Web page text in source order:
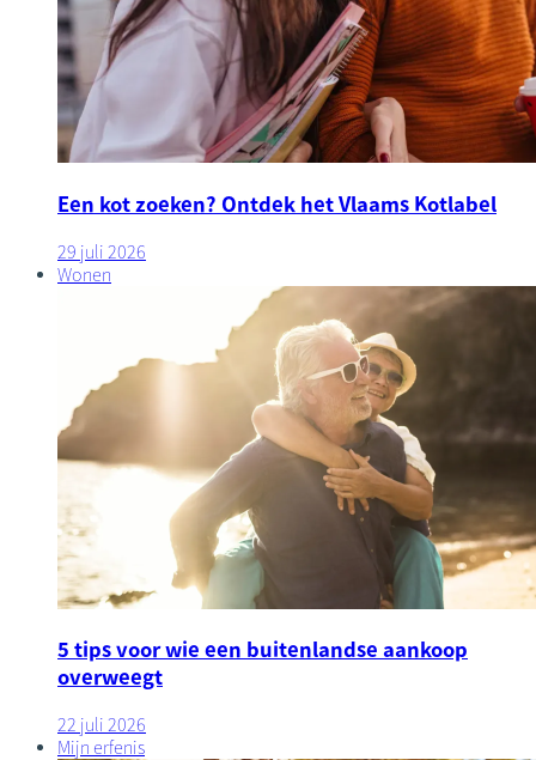
Een kot zoeken? Ontdek het Vlaams Kotlabel
29 juli 2026
Wonen
5 tips voor wie een buitenlandse aankoop
overweegt
22 juli 2026
Mijn erfenis